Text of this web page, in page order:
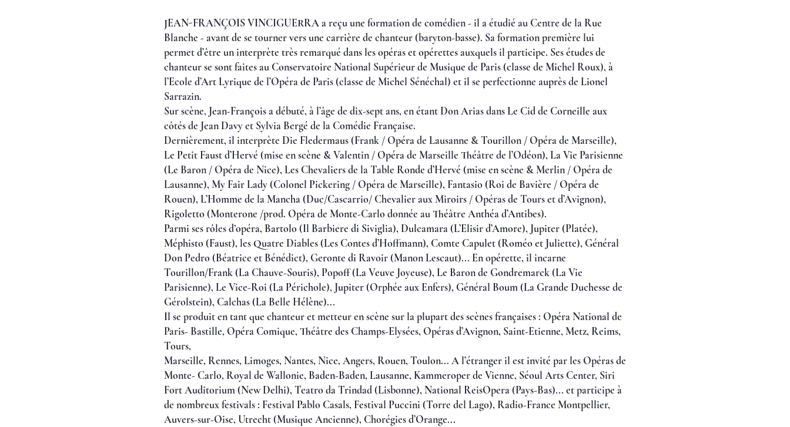
JEAN-FRANÇOIS VINCIGUERRA a reçu une formation de comédien - il a étudié au Centre de la Rue
Blanche - avant de se tourner vers une carrière de chanteur (baryton-basse). Sa formation première lui
permet d’être un interprète très remarqué dans les opéras et opérettes auxquels il participe. Ses études de
chanteur se sont faites au Conservatoire National Supérieur de Musique de Paris (classe de Michel Roux), à
l’Ecole d’Art Lyrique de l’Opéra de Paris (classe de Michel Sénéchal) et il se perfectionne auprès de Lionel
Sarrazin.
Sur scène, Jean-François a débuté, à l’âge de dix-sept ans, en étant Don Arias dans Le Cid de Corneille aux
côtés de Jean Davy et Sylvia Bergé de la Comédie Française.
Dernièrement, il interprète Die Fledermaus (Frank / Opéra de Lausanne & Tourillon / Opéra de Marseille),
Le Petit Faust d’Hervé (mise en scène & Valentin / Opéra de Marseille Théâtre de l’Odéon), La Vie Parisienne
(Le Baron / Opéra de Nice), Les Chevaliers de la Table Ronde d’Hervé (mise en scène & Merlin / Opéra de
Lausanne), My Fair Lady (Colonel Pickering / Opéra de Marseille), Fantasio (Roi de Bavière / Opéra de
Rouen), L’Homme de la Mancha (Duc/Cascarrio/ Chevalier aux Miroirs / Opéras de Tours et d’Avignon),
Rigoletto (Monterone /prod. Opéra de Monte-Carlo donnée au Théâtre Anthéa d’Antibes).
Parmi ses rôles dʼopéra, Bartolo (Il Barbiere di Siviglia), Dulcamara (L’Elisir d’Amore), Jupiter (Platée),
Méphisto (Faust), les Quatre Diables (Les Contes d’Hoffmann), Comte Capulet (Roméo et Juliette), Général
Don Pedro (Béatrice et Bénédict), Geronte di Ravoir (Manon Lescaut)... En opérette, il incarne
Tourillon/Frank (La Chauve-Souris), Popoff (La Veuve Joyeuse), Le Baron de Gondremarck (La Vie
Parisienne), Le Vice-Roi (La Périchole), Jupiter (Orphée aux Enfers), Général Boum (La Grande Duchesse de
Gérolstein), Calchas (La Belle Hélène)...
Il se produit en tant que chanteur et metteur en scène sur la plupart des scènes françaises : Opéra National de
Paris- Bastille, Opéra Comique, Théâtre des Champs-Elysées, Opéras d’Avignon, Saint-Etienne, Metz, Reims,
Tours,
Marseille, Rennes, Limoges, Nantes, Nice, Angers, Rouen, Toulon... A l’étranger il est invité par les Opéras de
Monte- Carlo, Royal de Wallonie, Baden-Baden, Lausanne, Kammeroper de Vienne, Séoul Arts Center, Siri
Fort Auditorium (New Delhi), Teatro da Trindad (Lisbonne), National ReisOpera (Pays-Bas)... et participe à
de nombreux festivals : Festival Pablo Casals, Festival Puccini (Torre del Lago), Radio-France Montpellier,
Auvers-sur-Oise, Utrecht (Musique Ancienne), Chorégies d’Orange...